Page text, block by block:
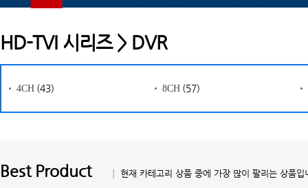
HD-TVI 시리즈 > DVR
4CH (43) 8CH (57)
Best Product │ 현재 카테고리 상품 중에 가장 많이 팔리는 상품입